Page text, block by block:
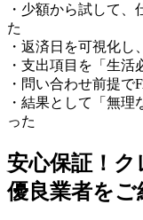
・少額から試して
た
・返済日を可視化
・支出項目を「生
・問い合わせ前提
・結果として「無
った
安心保証！
優良業者をご